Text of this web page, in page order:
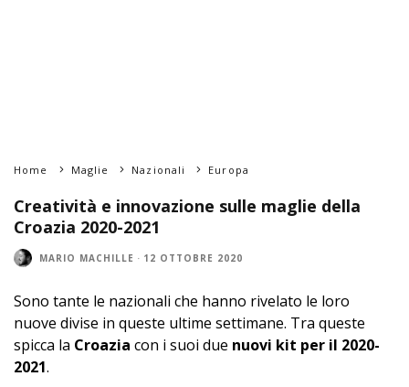
Home Maglie Nazionali Europa
Creatività e innovazione sulle maglie della
Croazia 2020-2021
MARIO MACHILLE · 12 OTTOBRE 2020
Sono tante le nazionali che hanno rivelato le loro
nuove divise in queste ultime settimane. Tra queste
spicca la Croazia con i suoi due nuovi kit per il 2020-
2021.